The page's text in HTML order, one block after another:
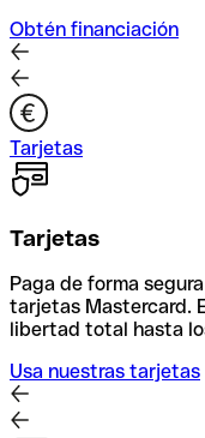
Obtén financiación
Tarjetas
Tarjetas
Paga de forma
tarjetas Mastercard.
libertad total hasta
Usa nuestras tarjetas